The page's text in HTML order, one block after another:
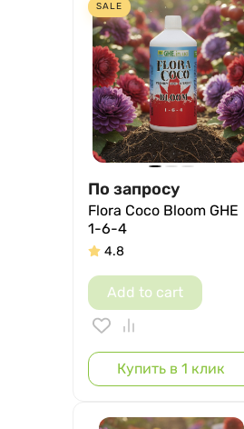
SALE
По запросу
Flora Coco Bloom GHE
1-6-4
4.8
Add to cart
Купить в 1 клик